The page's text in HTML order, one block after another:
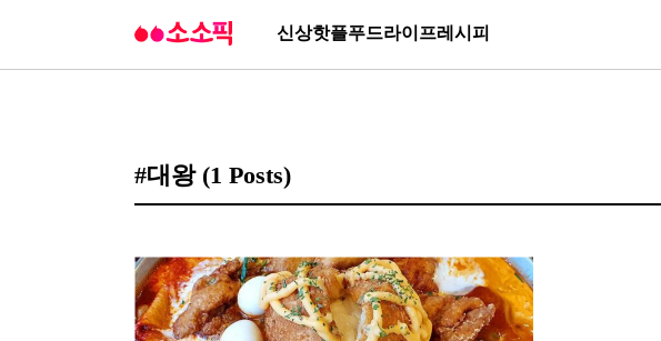
신상핫플푸드라이프레시피
#대왕 (1 Posts)